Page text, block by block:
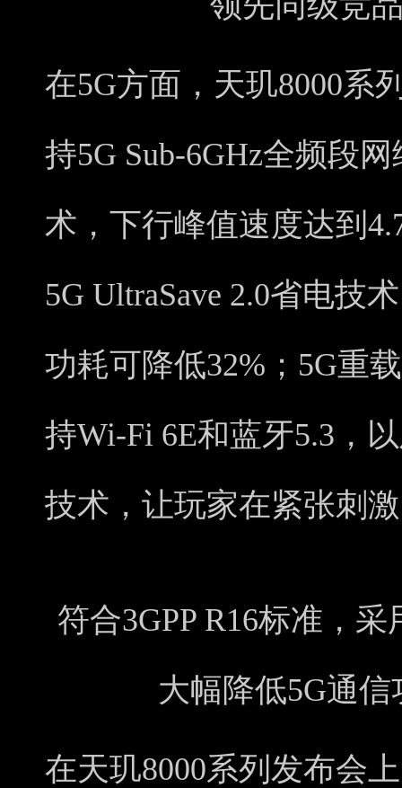
在5G方面，天玑8000系
持5G Sub-6GHz全频段
术，下行峰值速度达到
5G UltraSave 2.0省电技
功耗可降低32%；5G重
持Wi-Fi 6E和蓝牙5.3，
技术，让玩家在紧张刺
符合3GPP R16标准，
大幅降低5G通
在天玑8000系列发布会